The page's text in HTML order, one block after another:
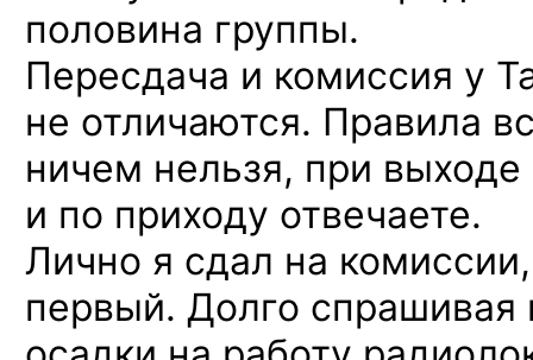
половина группы.
Пересдача и комиссия у
не отличаются. Правила
ничем нельзя, при выходе
и по приходу отвечаете.
Лично я сдал на
первый. Долго спрашивая